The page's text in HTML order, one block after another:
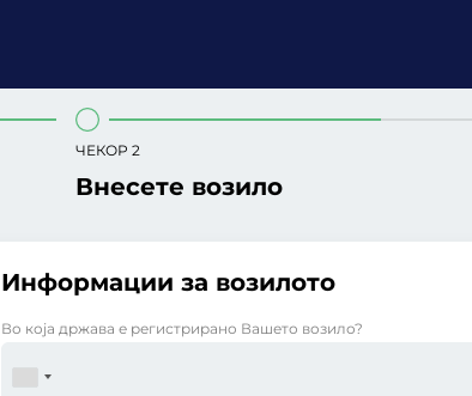
ЧЕКОР 2
Внесете возило
Информации за возилото
Во која држава е регистрирано Вашето возило?